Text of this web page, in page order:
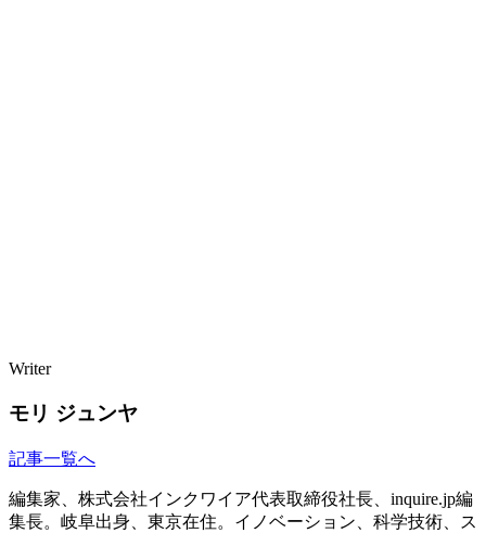
Writer
モリ ジュンヤ
記事一覧へ
編集家、株式会社インクワイア代表取締役社長、inquire.jp編
集長。岐阜出身、東京在住。イノベーション、科学技術、ス